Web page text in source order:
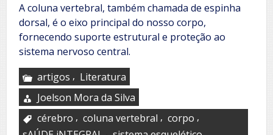
A coluna vertebral, também chamada de espinha
dorsal, é o eixo principal do nosso corpo,
fornecendo suporte estrutural e proteção ao
sistema nervoso central.
artigos , Literatura
Joelson Mora da Silva
cérebro , coluna vertebral , corpo ,